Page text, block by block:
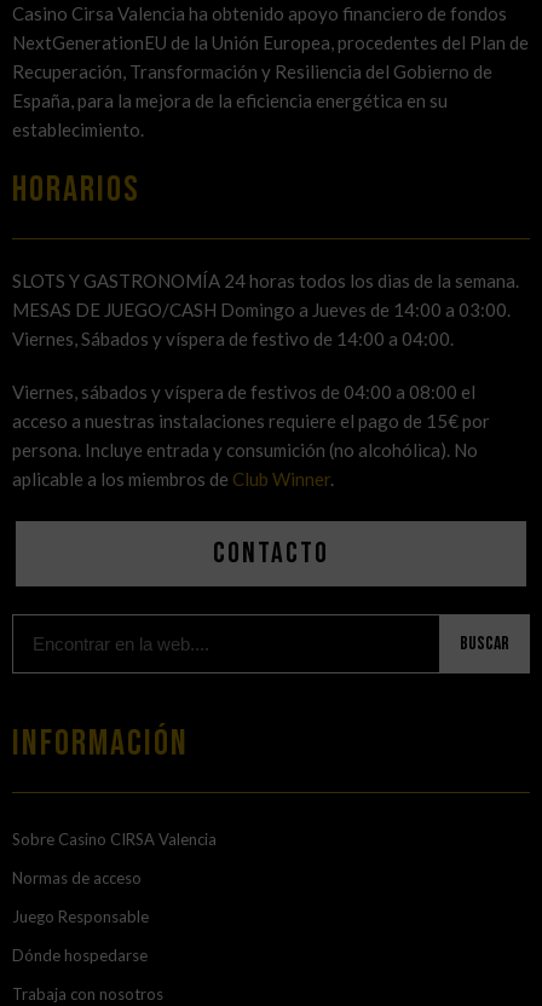
Casino Cirsa Valencia ha obtenido apoyo financiero de fondos
NextGenerationEU de la Unión Europea, procedentes del Plan de
Recuperación, Transformación y Resiliencia del Gobierno de
España, para la mejora de la eficiencia energética en su
establecimiento.
HORARIOS
SLOTS Y GASTRONOMÍA 24 horas todos los dias de la semana.
MESAS DE JUEGO/CASH Domingo a Jueves de 14:00 a 03:00.
Viernes, Sábados y víspera de festivo de 14:00 a 04:00.
Viernes, sábados y víspera de festivos de 04:00 a 08:00 el
acceso a nuestras instalaciones requiere el pago de 15€ por
persona. Incluye entrada y consumición (no alcohólica). No
aplicable a los miembros de Club Winner.
Contacto
Buscar
Información
Sobre Casino CIRSA Valencia
Normas de acceso
Juego Responsable
Dónde hospedarse
Trabaja con nosotros